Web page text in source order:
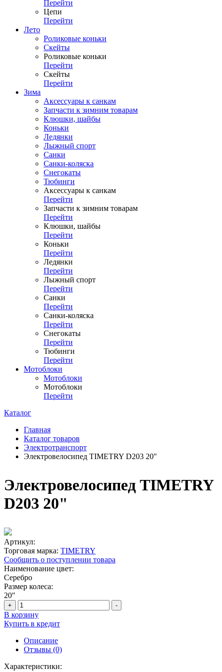
Перейти
Цепи
Перейти
Лето
Роликовые коньки
Скейты
Роликовые коньки
Перейти
Скейты
Перейти
Зима
Аксессуары к санкам
Запчасти к зимним товарам
Клюшки, шайбы
Коньки
Ледянки
Лыжный спорт
Санки
Санки-коляска
Снегокаты
Тюбинги
Аксессуары к санкам
Перейти
Запчасти к зимним товарам
Перейти
Клюшки, шайбы
Перейти
Коньки
Перейти
Ледянки
Перейти
Лыжный спорт
Перейти
Санки
Перейти
Санки-коляска
Перейти
Снегокаты
Перейти
Тюбинги
Перейти
Мотоблоки
Мотоблоки
Мотоблоки
Перейти
Каталог
Главная
Каталог товаров
Электротранспорт
Электровелосипед TIMETRY D203 20"
Электровелосипед TIMETRY
D203 20"
Артикул:
Торговая марка: TIMETRY
Сообщить о поступлении товара
Наименование цвет:
Серебро
Размер колеса:
20"
+ -
В корзину
Купить в кредит
Описание
Отзывы (0)
Характеристики: